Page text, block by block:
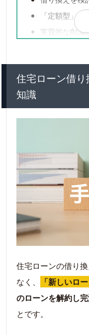
「定額型」
実質的な削減
手数料を安く
団信と住宅ロ
2.本審査・
3.融資実行
まとめ｜手数
住宅ローン借
知識
住宅ローンの借り
なく、
「新しいロ
のローンを解約し完
とです。